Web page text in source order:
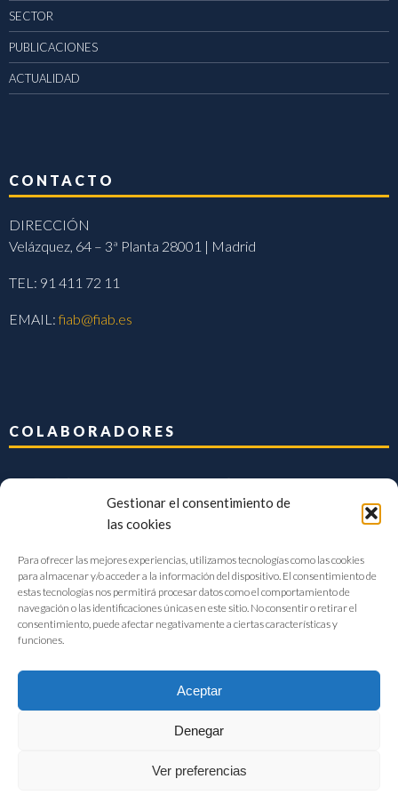
Gestionar el consentimiento de
las cookies
Para ofrecer las mejores experiencias, utilizamos tecnologías como las cookies
para almacenar y/o acceder a la información del dispositivo. El consentimiento de
estas tecnologías nos permitirá procesar datos como el comportamiento de
navegación o las identificaciones únicas en este sitio. No consentir o retirar el
consentimiento, puede afectar negativamente a ciertas características y
funciones.
Aceptar
Denegar
Ver preferencias
SECTOR
PUBLICACIONES
ACTUALIDAD
CONTACTO
DIRECCIÓN
Velázquez, 64 – 3ª Planta 28001 | Madrid
TEL: 91 411 72 11
EMAIL:fiab@fiab.es
COLABORADORES
FIAB Federación Española de Industrias de la Alimentación y Bebidas